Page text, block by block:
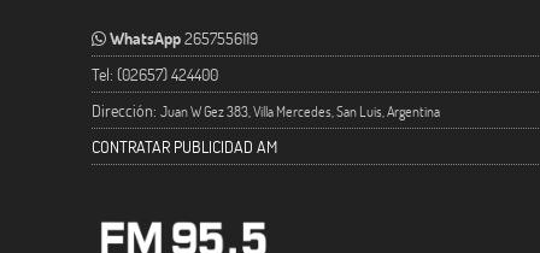
WhatsApp2657556119
Tel: (02657) 424400
Dirección: Juan W Gez 383, Villa Mercedes, San Luis, Argentina
CONTRATAR PUBLICIDAD AM